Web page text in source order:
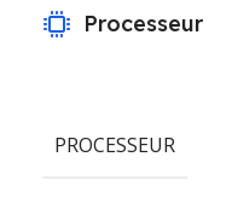
Processeur
PROCESSEUR